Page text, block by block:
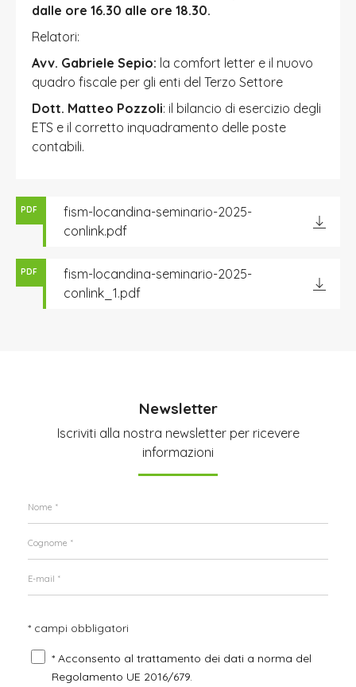
dalle ore 16.30 alle ore 18.30.
Relatori:
Avv. Gabriele Sepio: la comfort letter e il nuovo
quadro fiscale per gli enti del Terzo Settore
Dott. Matteo Pozzoli: il bilancio di esercizio degli
ETS e il corretto inquadramento delle poste
contabili.
PDF
fism-locandina-seminario-2025-
conlink.pdf
PDF
fism-locandina-seminario-2025-
conlink_1.pdf
Newsletter
Iscriviti alla nostra newsletter per ricevere
informazioni
* campi obbligatori
* Acconsento al trattamento dei dati a norma del
Regolamento UE 2016/679.